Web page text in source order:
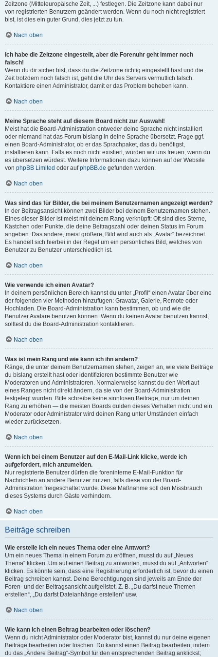
Zeitzone (Mitteleuropäische Zeit, ...) festlegen. Die Zeitzone kann dabei nur
von registrierten Benutzern geändert werden. Wenn du noch nicht registriert
bist, ist dies ein guter Grund, dies jetzt zu tun.
Nach oben
Ich habe die Zeitzone eingestellt, aber die Forenuhr geht immer noch
falsch!
Wenn du dir sicher bist, dass du die Zeitzone richtig eingestellt hast und die
Zeit trotzdem noch falsch ist, geht die Uhr des Servers vermutlich falsch.
Kontaktiere einen Administrator, damit er das Problem beheben kann.
Nach oben
Meine Sprache steht auf diesem Board nicht zur Auswahl!
Meist hat die Board-Administration entweder deine Sprache nicht installiert
oder niemand hat das Forum bislang in deine Sprache übersetzt. Frage ggf.
einen Board-Administrator, ob er das Sprachpaket, das du benötigst,
installieren kann. Falls es noch nicht existiert, würden wir uns freuen, wenn du
es übersetzen würdest. Weitere Informationen dazu können auf der Website
von phpBB Limited oder aufphpBB.de gefunden werden.
Nach oben
Was sind das für Bilder, die bei meinem Benutzernamen angezeigt werden?
In der Beitragsansicht können zwei Bilder bei deinem Benutzernamen stehen.
Eines dieser Bilder ist meist mit deinem Rang verknüpft: Oft sind dies Sterne,
Kästchen oder Punkte, die deine Beitragszahl oder deinen Status im Forum
angeben. Das andere, meist größere, Bild wird auch als „Avatar“ bezeichnet.
Es handelt sich hierbei in der Regel um ein persönliches Bild, welches von
Benutzer zu Benutzer unterschiedlich ist.
Nach oben
Wie verwende ich einen Avatar?
In deinem persönlichen Bereich kannst du unter „Profil“ einen Avatar über eine
der folgenden vier Methoden hinzufügen: Gravatar, Galerie, Remote oder
Hochladen. Die Board-Administration kann bestimmen, ob und wie die
Benutzer Avatare benutzen können. Wenn du keinen Avatar benutzen kannst,
solltest du die Board-Administration kontaktieren.
Nach oben
Was ist mein Rang und wie kann ich ihn ändern?
Ränge, die unter deinem Benutzernamen stehen, zeigen an, wie viele Beiträge
du bislang erstellt hast oder identifizieren bestimmte Benutzer wie
Moderatoren und Administratoren. Normalerweise kannst du den Wortlaut
eines Ranges nicht direkt ändern, da sie von der Board-Administration
festgelegt wurden. Bitte schreibe keine sinnlosen Beiträge, nur um deinen
Rang zu erhöhen — die meisten Boards dulden dieses Verhalten nicht und ein
Moderator oder Administrator wird deinen Rang unter Umständen einfach
wieder zurücksetzen.
Nach oben
Wenn ich bei einem Benutzer auf den E-Mail-Link klicke, werde ich
aufgefordert, mich anzumelden.
Nur registrierte Benutzer dürfen die foreninterne E-Mail-Funktion für
Nachrichten an andere Benutzer nutzen, falls diese von der Board-
Administration freigeschaltet wurde. Diese Maßnahme soll den Missbrauch
dieses Systems durch Gäste verhindern.
Nach oben
Beiträge schreiben
Wie erstelle ich ein neues Thema oder eine Antwort?
Um ein neues Thema in einem Forum zu eröffnen, musst du auf „Neues
Thema“ klicken. Um auf einen Beitrag zu antworten, musst du auf „Antworten“
klicken. Es könnte sein, dass eine Registrierung erforderlich ist, bevor du einen
Beitrag schreiben kannst. Deine Berechtigungen sind jeweils am Ende der
Foren- und der Beitragsansicht aufgelistet. Z. B. „Du darfst neue Themen
erstellen“, „Du darfst Dateianhänge erstellen“ usw.
Nach oben
Wie kann ich einen Beitrag bearbeiten oder löschen?
Wenn du nicht Administrator oder Moderator bist, kannst du nur deine eigenen
Beiträge bearbeiten oder löschen. Du kannst einen Beitrag bearbeiten, indem
du das „Ändere Beitrag“-Symbol für den entsprechenden Beitrag anklickst;